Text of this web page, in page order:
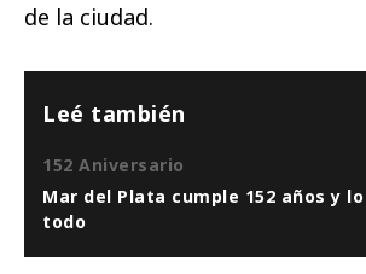
de la ciudad.
Leé también
152 Aniversario
Mar del Plata cumple 152 años y
todo